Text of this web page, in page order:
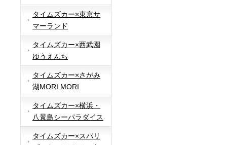
タイムズカー×東京サ
マーランド
タイムズカー×西武園
ゆうえんち
タイムズカー×さがみ
湖MORI MORI
タイムズカー×横浜・
八景島シーパラダイス
タイムズカー×スパリ